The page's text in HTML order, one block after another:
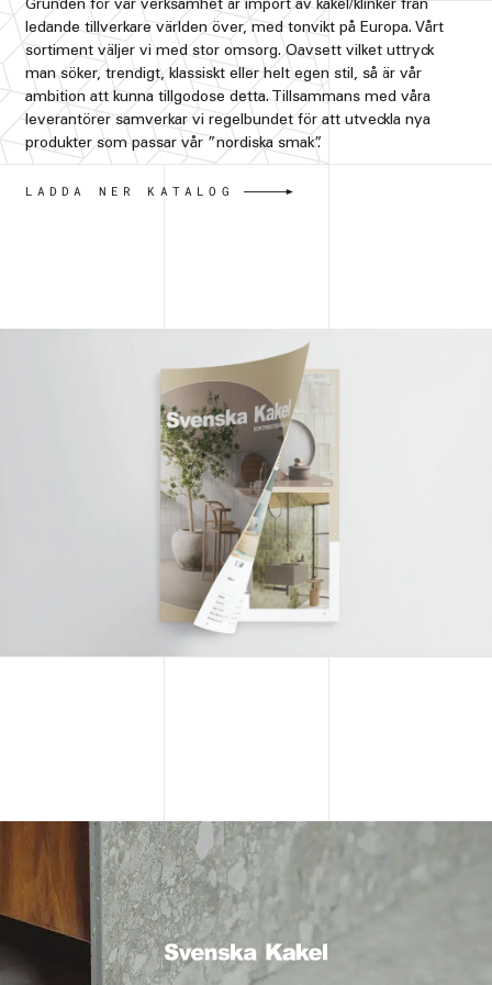
Grunden för vår verksamhet är import av kakel/klinker från
ledande tillverkare världen över, med tonvikt på Europa. Vårt
sortiment väljer vi med stor omsorg. Oavsett vilket uttryck
man söker, trendigt, klassiskt eller helt egen stil, så är vår
ambition att kunna tillgodose detta. Tillsammans med våra
leverantörer samverkar vi regelbundet för att utveckla nya
produkter som passar vår ”nordiska smak”.
LADDA NER KATALOG